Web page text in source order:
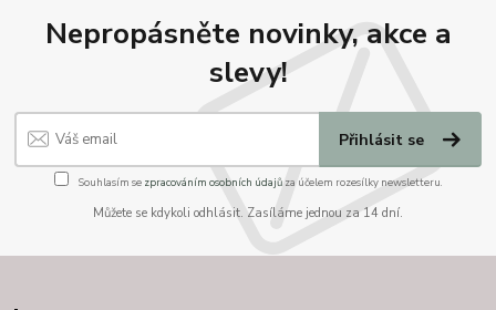
Nepropásněte novinky, akce a
slevy!
Přihlásit se
Souhlasím se zpracováním osobních údajůza účelem rozesílky newsletteru.
Můžete se kdykoli odhlásit. Zasíláme jednou za 14 dní.